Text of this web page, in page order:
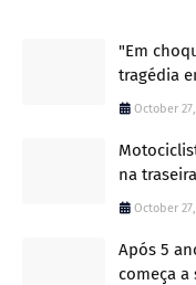
"Em
tragédia
October
na
October
Após 5
começa